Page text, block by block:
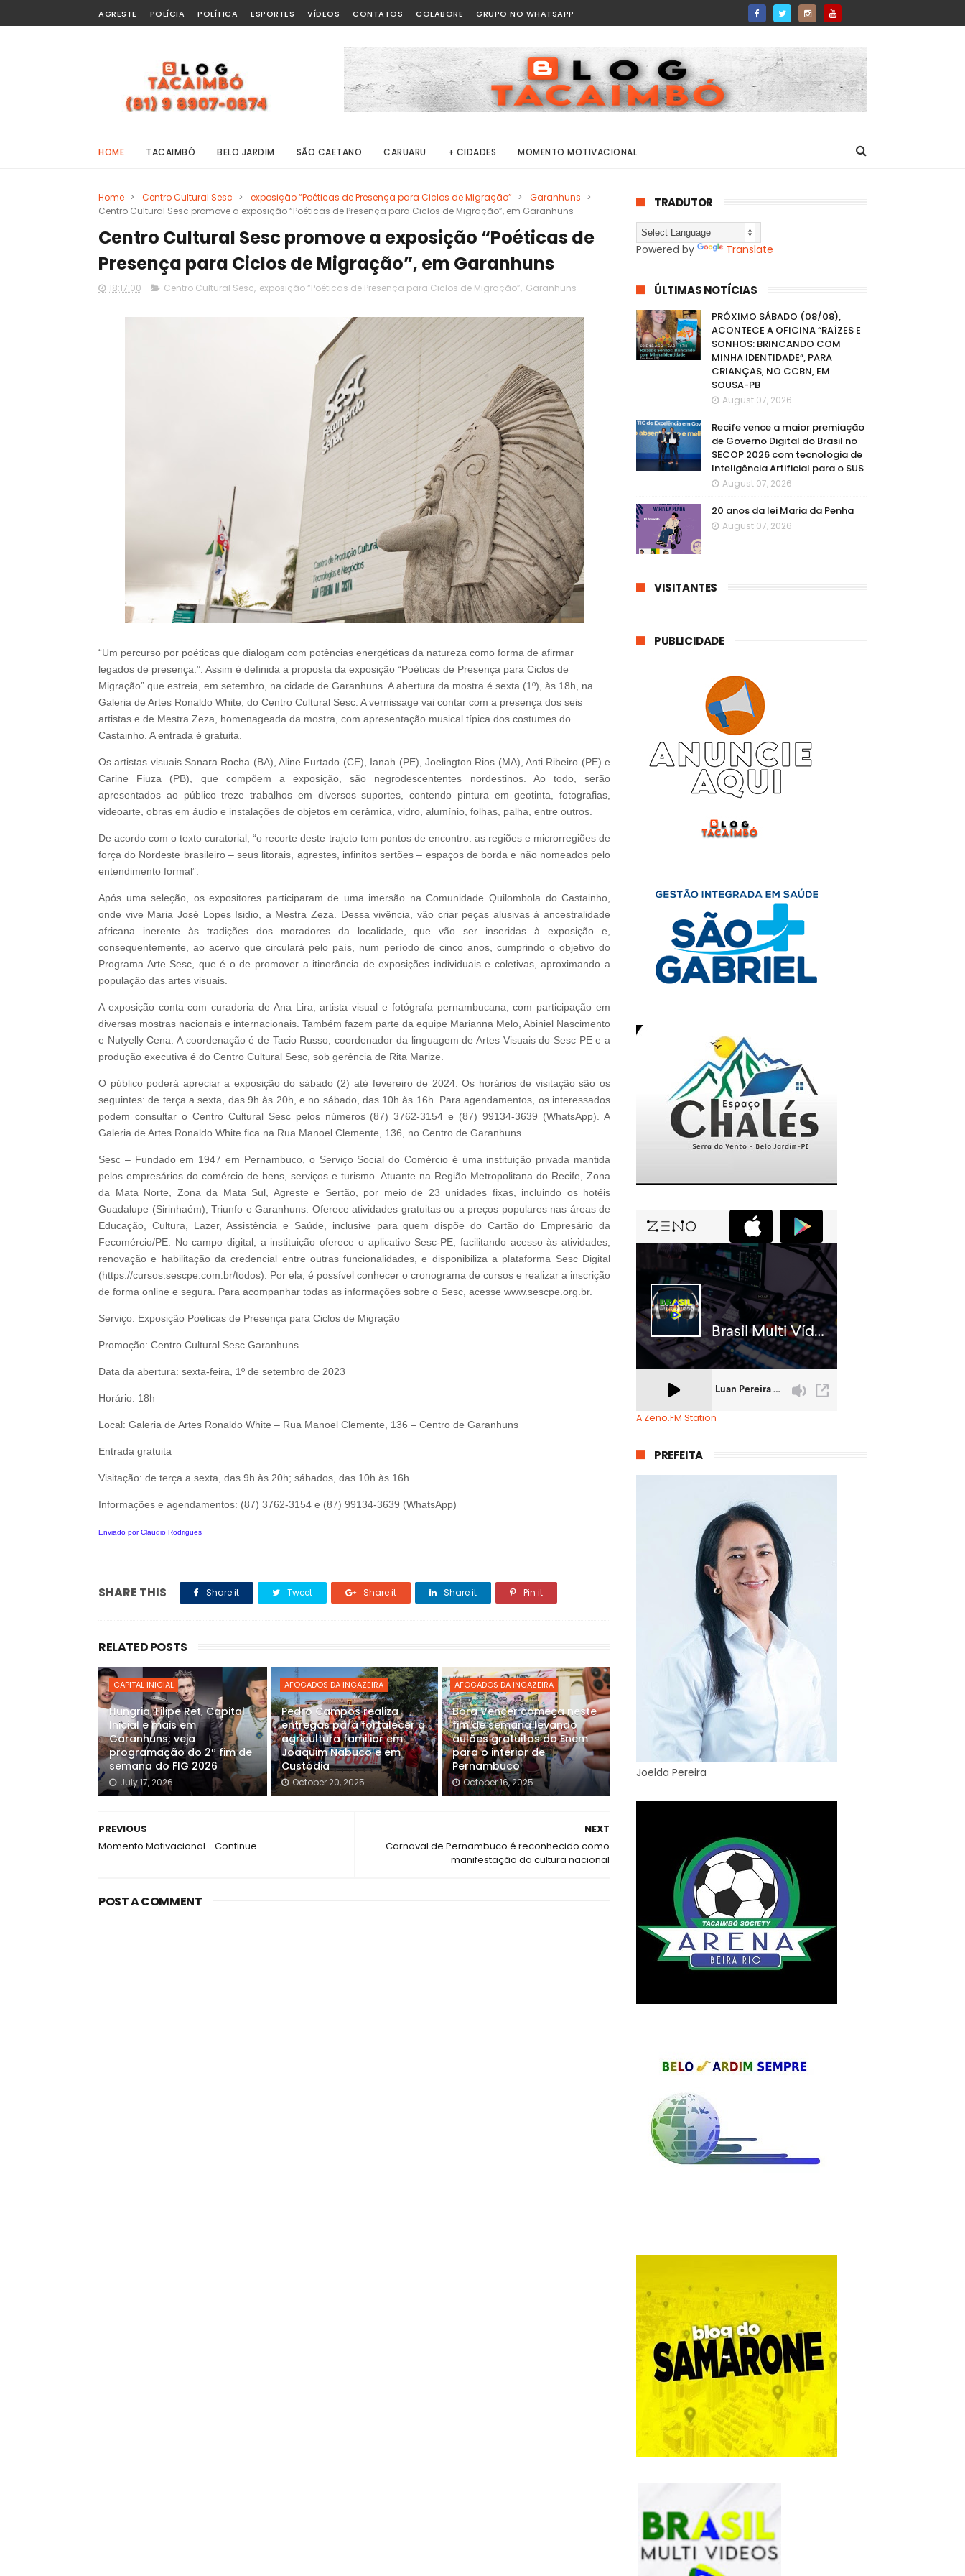
AGRESTE POLÍCIA POLÍTICA ESPORTES VÍDEOS CONTATOS COLABORE GRUPO NO WHATSAPP
HOME TACAIMBÓ BELO JARDIM SÃO CAETANO CARUARU + CIDADES MOMENTO MOTIVACIONAL
Home > Centro Cultural Sesc > exposição “Poéticas de Presença para Ciclos de Migração” > Garanhuns >
Centro Cultural Sesc promove a exposição “Poéticas de Presença para Ciclos de Migração”, em Garanhuns
Centro Cultural Sesc promove a exposição “Poéticas de
Presença para Ciclos de Migração”, em Garanhuns
18:17:00 Centro Cultural Sesc, exposição “Poéticas de Presença para Ciclos de Migração”, Garanhuns
“Um percurso por poéticas que dialogam com potências energéticas da natureza como forma de afirmar
legados de presença.”. Assim é definida a proposta da exposição “Poéticas de Presença para Ciclos de
Migração” que estreia, em setembro, na cidade de Garanhuns. A abertura da mostra é sexta (1º), às 18h, na
Galeria de Artes Ronaldo White, do Centro Cultural Sesc. A vernissage vai contar com a presença dos seis
artistas e de Mestra Zeza, homenageada da mostra, com apresentação musical típica dos costumes do
Castainho. A entrada é gratuita.
Os artistas visuais Sanara Rocha (BA), Aline Furtado (CE), Ianah (PE), Joelington Rios (MA), Anti Ribeiro (PE) e
Carine Fiuza (PB), que compõem a exposição, são negrodescententes nordestinos. Ao todo, serão
apresentados ao público treze trabalhos em diversos suportes, contendo pintura em geotinta, fotografias,
videoarte, obras em áudio e instalações de objetos em cerâmica, vidro, alumínio, folhas, palha, entre outros.
De acordo com o texto curatorial, “o recorte deste trajeto tem pontos de encontro: as regiões e microrregiões de
força do Nordeste brasileiro – seus litorais, agrestes, infinitos sertões – espaços de borda e não nomeados pelo
entendimento formal”.
Após uma seleção, os expositores participaram de uma imersão na Comunidade Quilombola do Castainho,
onde vive Maria José Lopes Isidio, a Mestra Zeza. Dessa vivência, vão criar peças alusivas à ancestralidade
africana inerente às tradições dos moradores da localidade, que vão ser inseridas à exposição e,
consequentemente, ao acervo que circulará pelo país, num período de cinco anos, cumprindo o objetivo do
Programa Arte Sesc, que é o de promover a itinerância de exposições individuais e coletivas, aproximando a
população das artes visuais.
A exposição conta com curadoria de Ana Lira, artista visual e fotógrafa pernambucana, com participação em
diversas mostras nacionais e internacionais. Também fazem parte da equipe Marianna Melo, Abiniel Nascimento
e Nutyelly Cena. A coordenação é de Tacio Russo, coordenador da linguagem de Artes Visuais do Sesc PE e a
produção executiva é do Centro Cultural Sesc, sob gerência de Rita Marize.
O público poderá apreciar a exposição do sábado (2) até fevereiro de 2024. Os horários de visitação são os
seguintes: de terça a sexta, das 9h às 20h, e no sábado, das 10h às 16h. Para agendamentos, os interessados
podem consultar o Centro Cultural Sesc pelos números (87) 3762-3154 e (87) 99134-3639 (WhatsApp). A
Galeria de Artes Ronaldo White fica na Rua Manoel Clemente, 136, no Centro de Garanhuns.
Sesc – Fundado em 1947 em Pernambuco, o Serviço Social do Comércio é uma instituição privada mantida
pelos empresários do comércio de bens, serviços e turismo. Atuante na Região Metropolitana do Recife, Zona
da Mata Norte, Zona da Mata Sul, Agreste e Sertão, por meio de 23 unidades fixas, incluindo os hotéis
Guadalupe (Sirinhaém), Triunfo e Garanhuns. Oferece atividades gratuitas ou a preços populares nas áreas de
Educação, Cultura, Lazer, Assistência e Saúde, inclusive para quem dispõe do Cartão do Empresário da
Fecomércio/PE. No campo digital, a instituição oferece o aplicativo Sesc-PE, facilitando acesso às atividades,
renovação e habilitação da credencial entre outras funcionalidades, e disponibiliza a plataforma Sesc Digital
(https://cursos.sescpe.com.br/todos). Por ela, é possível conhecer o cronograma de cursos e realizar a inscrição
de forma online e segura. Para acompanhar todas as informações sobre o Sesc, acesse www.sescpe.org.br.
Serviço: Exposição Poéticas de Presença para Ciclos de Migração
Promoção: Centro Cultural Sesc Garanhuns
Data da abertura: sexta-feira, 1º de setembro de 2023
Horário: 18h
Local: Galeria de Artes Ronaldo White – Rua Manoel Clemente, 136 – Centro de Garanhuns
Entrada gratuita
Visitação: de terça a sexta, das 9h às 20h; sábados, das 10h às 16h
Informações e agendamentos: (87) 3762-3154 e (87) 99134-3639 (WhatsApp)
Enviado por Claudio Rodrigues
SHARE THIS Share it Tweet Share it Share it Pin it
RELATED POSTS
CAPITAL INICIAL
Hungria, Filipe Ret, Capital
Inicial e mais em
Garanhuns; veja
programação do 2º fim de
semana do FIG 2026
July 17, 2026
AFOGADOS DA INGAZEIRA
Pedro Campos realiza
entregas para fortalecer a
agricultura familiar em
Joaquim Nabuco e em
Custódia
October 20, 2025
AFOGADOS DA INGAZEIRA
Bora Vencer começa neste
fim de semana levando
aulões gratuitos do Enem
para o interior de
Pernambuco
October 16, 2025
NEXT
Carnaval de Pernambuco é reconhecido como
manifestação da cultura nacional
PREVIOUS
Momento Motivacional - Continue
POST A COMMENT
TRADUTOR
Powered by Translate
ÚLTIMAS NOTÍCIAS
PRÓXIMO SÁBADO (08/08),
ACONTECE A OFICINA “RAÍZES E
SONHOS: BRINCANDO COM
MINHA IDENTIDADE”, PARA
CRIANÇAS, NO CCBN, EM
SOUSA-PB
August 07, 2026
Recife vence a maior premiação
de Governo Digital do Brasil no
SECOP 2026 com tecnologia de
Inteligência Artificial para o SUS
August 07, 2026
20 anos da lei Maria da Penha
August 07, 2026
VISITANTES
PUBLICIDADE
A Zeno.FM Station
PREFEITA
Joelda Pereira